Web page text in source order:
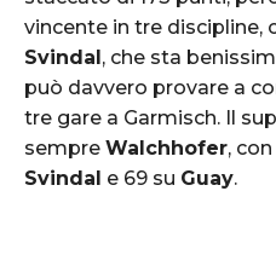
vincente in tre discipline,
Svindal, che sta
può davvero provare a
tre gare a Garmisch. Il
sempre Walchhofer,
Svindal e 69 su Guay.